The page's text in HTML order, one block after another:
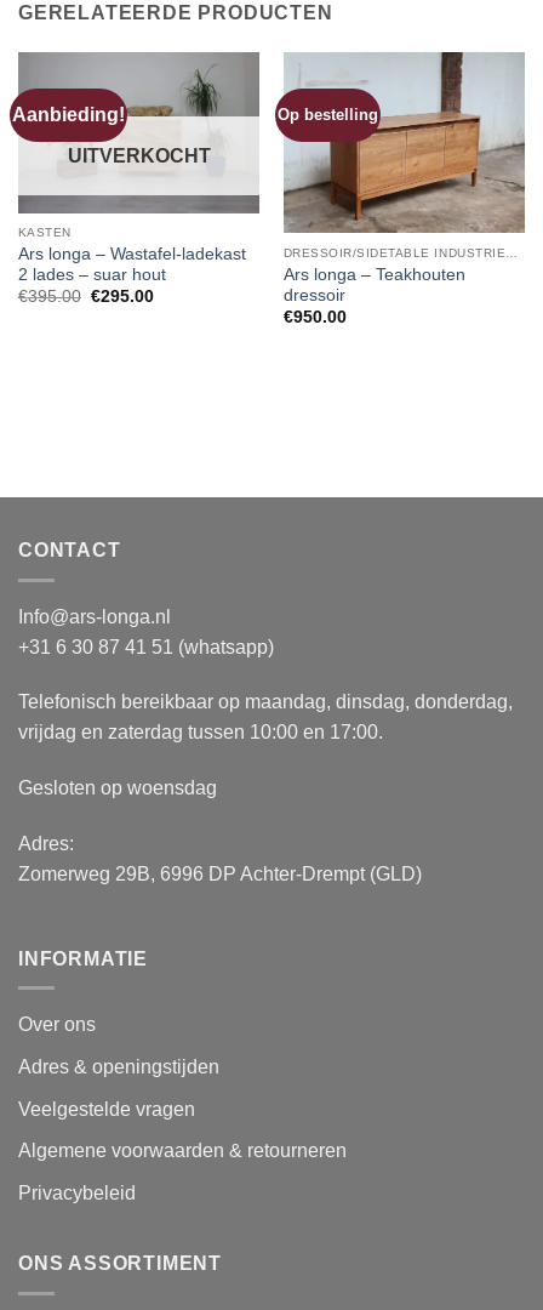
GERELATEERDE PRODUCTEN
Aanbieding!
UITVERKOCHT
KASTEN
Ars longa – Wastafel-ladekast
2 lades – suar hout
€395.00 Oorspronkelijke
€295.00Huidige
Op bestelling
Ars longa – Teakhouten
dressoir
€950.00
CONTACT
Info@ars-longa.nl
+31 6 30 87 41 51 (whatsapp)
Telefonisch bereikbaar op maandag, dinsdag, donderdag,
vrijdag en zaterdag tussen 10:00 en 17:00.
Gesloten op woensdag
Adres:
Zomerweg 29B, 6996 DP Achter-Drempt (GLD)
INFORMATIE
Over ons
Adres & openingstijden
Veelgestelde vragen
Algemene voorwaarden & retourneren
Privacybeleid
ONS ASSORTIMENT